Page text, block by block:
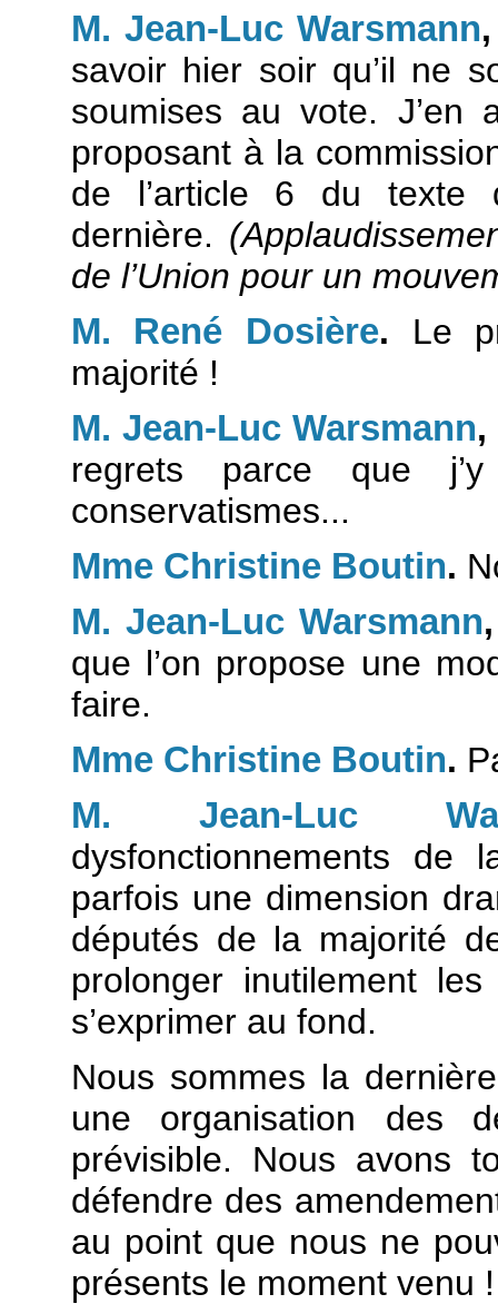
M. Jean-Luc Warsmann
savoir hier soir qu’il ne
soumises au vote. J’en
proposant à la
de l’article 6 du texte
dernière.
de l’Union pour un
M. René Dosière. Le
majorité !
M. Jean-Luc Warsmann,
regrets parce que
conservatismes...
Mme Christine Boutin.
M. Jean-Luc Warsmann
que l’on propose une
faire.
Mme Christine Boutin.
M. Jean-Luc
dysfonctionnements de
parfois une dimension
députés de la majorité
prolonger inutilement
s’exprimer au fond.
Nous sommes la
une organisation des
prévisible. Nous avons
défendre des
au point que nous ne
présents le moment venu !